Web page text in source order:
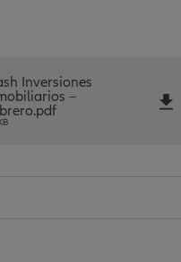
Inversiones
–